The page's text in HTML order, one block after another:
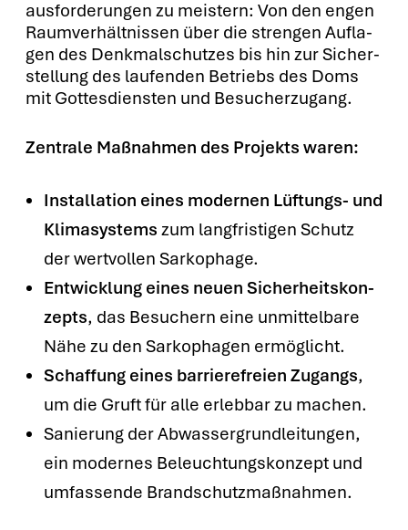
aus­for­de­run­gen zu meis­tern: Von den engen
Raum­ver­hält­nis­sen über die stren­gen Auf­la­
gen des Denk­mal­schut­zes bis hin zur Sicher­
stel­lung des lau­fen­den Betriebs des Doms
mit Got­tes­diens­ten und Besu­cher­zu­gang.
Zen­tra­le Maß­nah­men des Pro­jekts waren:
Instal­la­ti­on eines moder­nen Lüf­tungs- und
Kli­ma­sys­tems zum lang­fris­ti­gen Schutz
der wert­vol­len Sar­ko­pha­ge.
Ent­wick­lung eines neu­en Sicher­heits­kon­
zepts, das Besu­chern eine unmit­tel­ba­re
Nähe zu den Sar­ko­pha­gen ermög­licht.
Schaf­fung eines bar­rie­re­frei­en Zugangs,
um die Gruft für alle erleb­bar zu machen.
Sanie­rung der Abwas­ser­grund­lei­tun­gen,
ein moder­nes Beleuch­tungs­kon­zept und
umfas­sen­de Brand­schutz­maß­nah­men.